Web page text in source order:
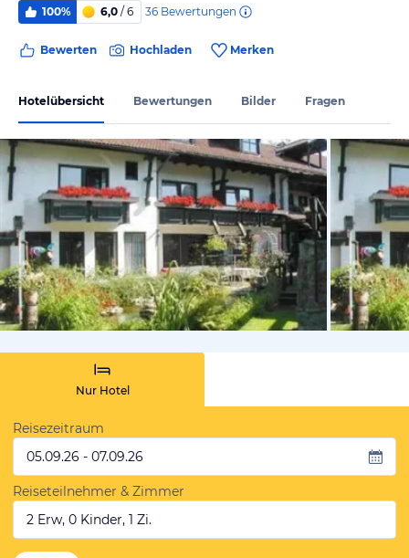
100% 6,0 / 6 36 Bewertungen
Bewerten Hochladen Merken
Hotelübersicht Bewertungen Bilder Fragen
vom
Nur Hotel
Reisezeitraum
05.09.26 - 07.09.26
Reiseteilnehmer & Zimmer
2 Erw, 0 Kinder, 1 Zi.